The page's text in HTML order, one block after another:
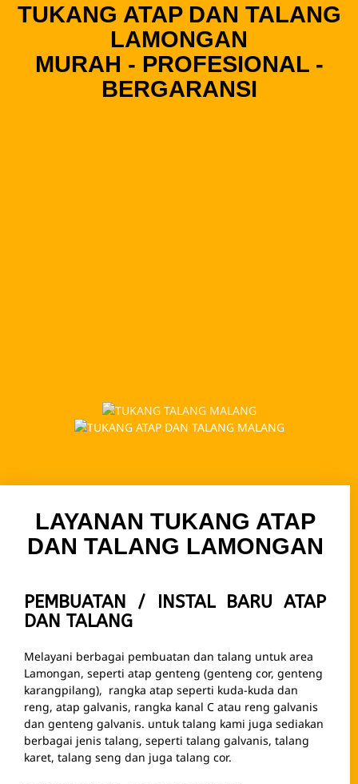
TUKANG ATAP DAN TALANG
LAMONGAN
MURAH - PROFESIONAL -
BERGARANSI
Lamongan, seperti atap genteng (genteng cor, genteng
karangpilang), rangka atap seperti kuda-kuda dan
karet, talang seng dan juga talang cor.
PERBAIKAN ATAP DAN TALANG
atap dan talang, atau juga perbaikan kecil pada atap
dan talang bangunan rumah anda
Melayani spesialis desain atap yang disesuaikan
dengan kontruksi bangunan
PESAN SEKARANG